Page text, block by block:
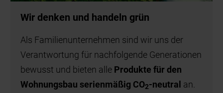
Wir denken und handeln grün
Als Familienunternehmen sind wir uns der
Verantwortung für nachfolgende Generationen
bewusst und bieten alle Produkte für den
Wohnungsbau serienmäßig CO2-neutral an.